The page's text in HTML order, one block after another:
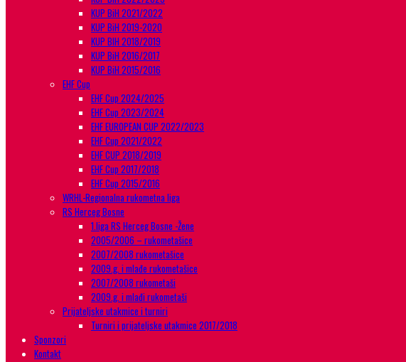
KUP BiH 2021/2022
KUP BiH 2019-2020
KUP BIH 2018/2019
KUP BiH 2016/2017
KUP BiH 2015/2016
EHF Cup
EHF Cup 2024/2025
EHF Cup 2023/2024
EHF EUROPEAN CUP 2022/2023
EHF Cup 2021/2022
EHF CUP 2018/2019
EHF Cup 2017/2018
EHF Cup 2015/2016
WRHL-Regionalna rukometna liga
RS Herceg Bosne
1.liga RS Herceg Bosne -Žene
2005/2006 – rukometašice
2007/2008 rukometašice
2009.g. i mlađe rukometašice
2007/2008 rukometaši
2009.g. i mlađi rukometaši
Prijateljske utakmice i turniri
Turniri i prijateljske utakmice 2017/2018
Sponzori
Kontakt